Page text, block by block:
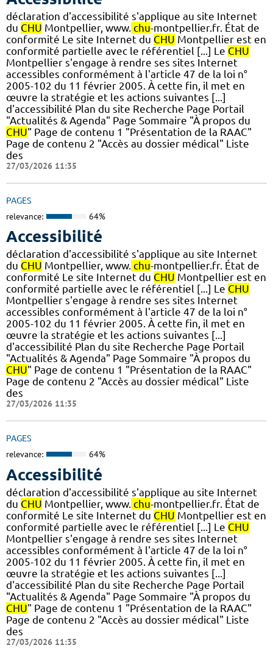
déclaration d'accessibilité s'applique au site Internet
du CHU Montpellier, www. chu-montpellier.fr. État de
conformité Le site Internet du CHU Montpellier est en
conformité partielle avec le référentiel [...] Le CHU
Montpellier s'engage à rendre ses sites Internet
accessibles conformément à l'article 47 de la loi n°
2005-102 du 11 février 2005. À cette fin, il met en
œuvre la stratégie et les actions suivantes [...]
d'accessibilité Plan du site Recherche Page Portail
"Actualités & Agenda" Page Sommaire "À propos du
CHU" Page de contenu 1 "Présentation de la RAAC"
Page de contenu 2 "Accès au dossier médical" Liste
des
27/03/2026 11:35
PAGES
relevance: 64%
Accessibilité
déclaration d'accessibilité s'applique au site Internet
du CHU Montpellier, www. chu-montpellier.fr. État de
conformité Le site Internet du CHU Montpellier est en
conformité partielle avec le référentiel [...] Le CHU
Montpellier s'engage à rendre ses sites Internet
accessibles conformément à l'article 47 de la loi n°
2005-102 du 11 février 2005. À cette fin, il met en
œuvre la stratégie et les actions suivantes [...]
d'accessibilité Plan du site Recherche Page Portail
"Actualités & Agenda" Page Sommaire "À propos du
CHU" Page de contenu 1 "Présentation de la RAAC"
Page de contenu 2 "Accès au dossier médical" Liste
des
27/03/2026 11:35
PAGES
relevance: 64%
Accessibilité
déclaration d'accessibilité s'applique au site Internet
du CHU Montpellier, www. chu-montpellier.fr. État de
conformité Le site Internet du CHU Montpellier est en
conformité partielle avec le référentiel [...] Le CHU
Montpellier s'engage à rendre ses sites Internet
accessibles conformément à l'article 47 de la loi n°
2005-102 du 11 février 2005. À cette fin, il met en
œuvre la stratégie et les actions suivantes [...]
d'accessibilité Plan du site Recherche Page Portail
"Actualités & Agenda" Page Sommaire "À propos du
CHU" Page de contenu 1 "Présentation de la RAAC"
Page de contenu 2 "Accès au dossier médical" Liste
des
27/03/2026 11:35